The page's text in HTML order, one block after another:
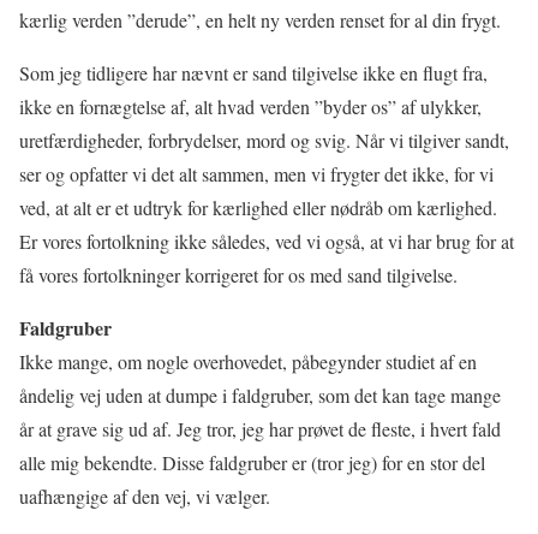
kærlig verden ”derude”, en helt ny verden renset for al din frygt.
Som jeg tidligere har nævnt er sand tilgivelse ikke en flugt fra,
ikke en fornægtelse af, alt hvad verden ”byder os” af ulykker,
uretfærdigheder, forbrydelser, mord og svig. Når vi tilgiver sandt,
ser og opfatter vi det alt sammen, men vi frygter det ikke, for vi
ved, at alt er et udtryk for kærlighed eller nødråb om kærlighed.
Er vores fortolkning ikke således, ved vi også, at vi har brug for at
få vores fortolkninger korrigeret for os med sand tilgivelse.
Faldgruber
Ikke mange, om nogle overhovedet, påbegynder studiet af en
åndelig vej uden at dumpe i faldgruber, som det kan tage mange
år at grave sig ud af. Jeg tror, jeg har prøvet de fleste, i hvert fald
alle mig bekendte. Disse faldgruber er (tror jeg) for en stor del
uafhængige af den vej, vi vælger.